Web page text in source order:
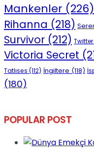
Mankenler (226)
Rihanna (218)
Survivor (212) Twitter
Victoria Secret
Tatlıses (112) İngiltere (118)
(180)
POPULAR POST